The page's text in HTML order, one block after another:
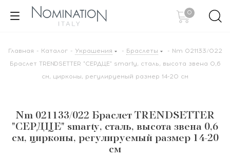
0
Главная - Каталог - Украшения - Браслеты - Nm 021133/022
Браслет TRENDSETTER "СЕРДЦЕ" smarty, сталь, высота звена 0,6
см, цирконы, регулируемый размер 14-20 см
Nm 021133/022 Браслет TRENDSETTER
"СЕРДЦЕ" smarty, сталь, высота звена 0,6
см, цирконы, регулируемый размер 14-20
см